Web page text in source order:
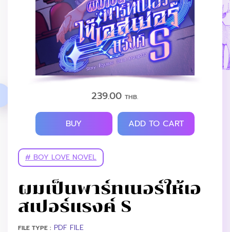
239.00THB.
BUY ADD TO CART
# BOY LOVE NOVEL
ผมเป็นพาร์ทเนอร์ให้เอ
สเปอร์แรงค์ S
FILE TYPE : PDF FILE